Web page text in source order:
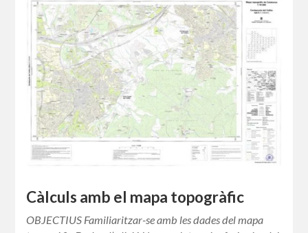
Càlculs amb el mapa topogràfic
OBJECTIUS Familiaritzar-se amb les dades del mapa